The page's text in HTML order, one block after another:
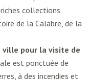
collections
de la Calabre, de la
pour la visite de
est ponctuée de
à des incendies et